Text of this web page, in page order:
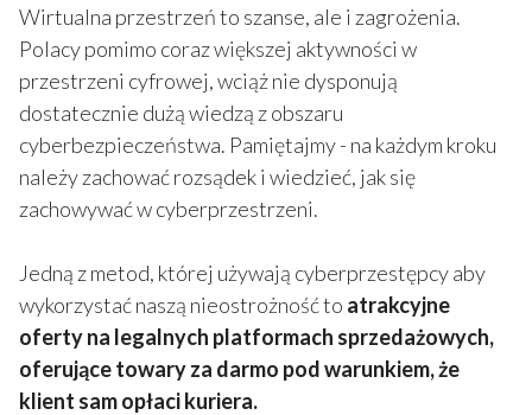
Wirtualna przestrzeń to szanse, ale i zagrożenia.
Polacy pomimo coraz większej aktywności w
przestrzeni cyfrowej, wciąż nie dysponują
dostatecznie dużą wiedzą z obszaru
cyberbezpieczeństwa. Pamiętajmy - na każdym kroku
należy zachować rozsądek i wiedzieć, jak się
zachowywać w cyberprzestrzeni.
Jedną z metod, której używają cyberprzestępcy aby
wykorzystać naszą nieostrożność to atrakcyjne
oferty na legalnych platformach sprzedażowych,
oferujące towary za darmo pod warunkiem, że
klient sam opłaci kuriera.